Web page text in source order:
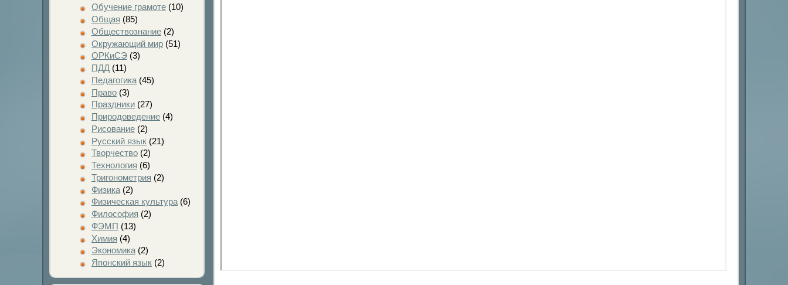
Обучение грамоте(10)
Общая (85)
Обществознание(2)
Окружающий мир(51)
ОРКиСЭ(3)
ПДД (11)
Педагогика(45)
Право(3)
Праздники(27)
Природоведение(4)
Рисование(2)
Русский язык(21)
Творчество(2)
Технология (6)
Тригонометрия (2)
Физика(2)
Физическая культура(6)
Философия (2)
ФЭМП (13)
Химия (4)
Экономика(2)
Японский язык(2)